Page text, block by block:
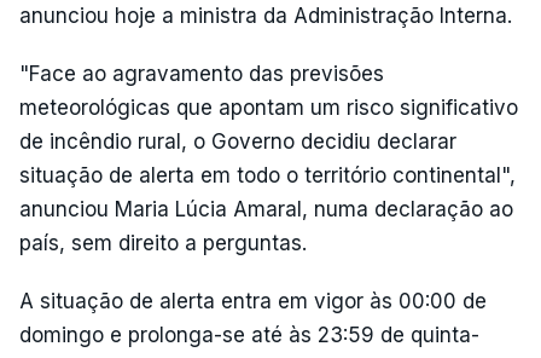
anunciou hoje a ministra da Administração Interna.
"Face ao agravamento das previsões
meteorológicas que apontam um risco significativo
de incêndio rural, o Governo decidiu declarar
situação de alerta em todo o território continental",
anunciou Maria Lúcia Amaral, numa declaração ao
país, sem direito a perguntas.
A situação de alerta entra em vigor às 00:00 de
domingo e prolonga-se até às 23:59 de quinta-